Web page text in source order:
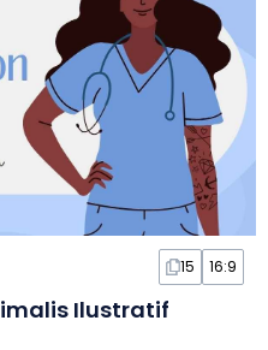
15 16:9
Ilustratif